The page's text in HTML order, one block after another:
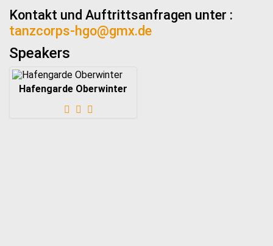
Kontakt und Auftrittsanfragen unter :
tanzcorps-hgo@gmx.de
Speakers
Hafengarde Oberwinter